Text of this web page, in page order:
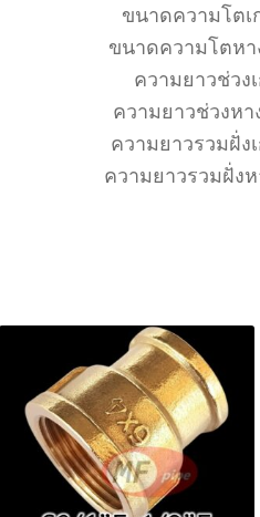
ขนาดความโตเ
ขนาดความโตหา
ความยาวช่วง
ความยาวช่วงหา
ความยาวรวมฝั่ง
ความยาวรวมฝั่งห